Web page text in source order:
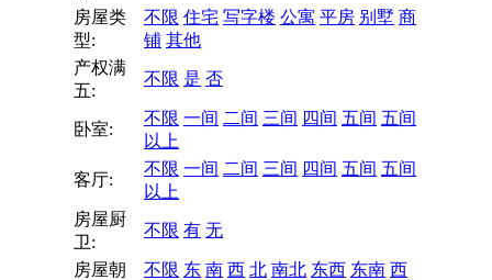
房屋类
型:
不限 住宅 写字楼 公寓 平房 别墅 商
铺 其他
产权满
五:
不限 是 否
卧室:
不限 一间 二间 三间 四间 五间 五间
以上
客厅:
不限 一间 二间 三间 四间 五间 五间
以上
房屋厨
卫:
不限 有 无
房屋朝
不限 东 南 西 北 南北 东西 东南 西